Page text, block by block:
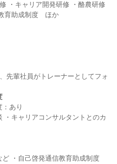
・キャリア開発研修 ・酪農研修
先輩社員がトレーナーとしてフォ
あり
・キャリアコンサルタントとのカ